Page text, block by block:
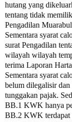
hutang yang
tentang tidak
Pengadilan
Sementara syarat
surat Pengadilan
wilayah wilayah
terima Laporan
Sementara syarat
belum dilegalisir
tunggakan pajak.
BB.1 KWK hanya
BB.2 KWK terdapat